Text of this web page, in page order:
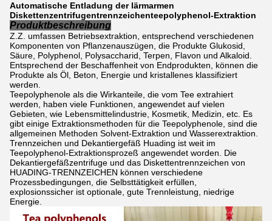
Automatische Entladung der lärmarmen
Diskettenzentrifugentrennzeichenteepolyphenol-Extraktion
Produktbeschreibung
Z.Z. umfassen Betriebsextraktion, entsprechend verschiedenen
Komponenten von Pflanzenauszügen, die Produkte Glukosid,
Säure, Polyphenol, Polysaccharid, Terpen, Flavon und Alkaloid.
Entsprechend der Beschaffenheit von Endprodukten, können die
Produkte als Öl, Beton, Energie und kristallenes klassifiziert
werden.
Teepolyphenole als die Wirkanteile, die vom Tee extrahiert
werden, haben viele Funktionen, angewendet auf vielen
Gebieten, wie Lebensmittelindustrie, Kosmetik, Medizin, etc. Es
gibt einige Extraktionsmethoden für die Teepolyphenole, sind die
allgemeinen Methoden Solvent-Extraktion und Wasserextraktion.
Trennzeichen und Dekantiergefäß Huading ist weit im
Teepolyphenol-Extraktionsprozeß angewendet worden. Die
Dekantiergefäßzentrifuge und das Diskettentrennzeichen von
HUADING-TRENNZEICHEN können verschiedene
Prozessbedingungen, die Selbsttätigkeit erfüllen,
explosionssicher ist optionale, gute Trennleistung, niedrige
Energie.